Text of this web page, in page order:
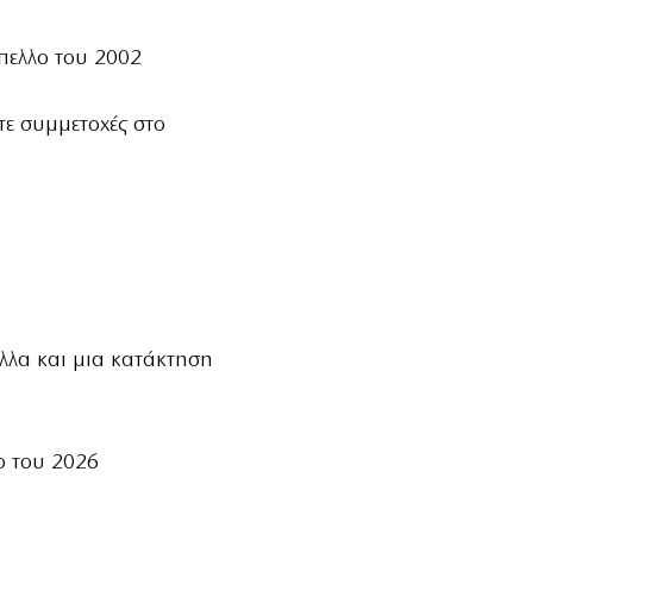
του 2002
συμμετοχές στο
και μια κατάκτηση
του 2026